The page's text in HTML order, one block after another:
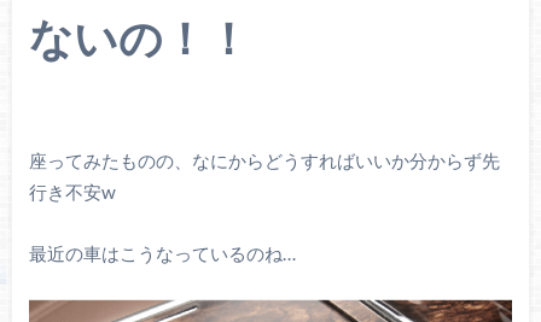
ないの！！
座ってみたものの、なにからどうすればいいか分からず先
行き不安w
最近の車はこうなっているのね…